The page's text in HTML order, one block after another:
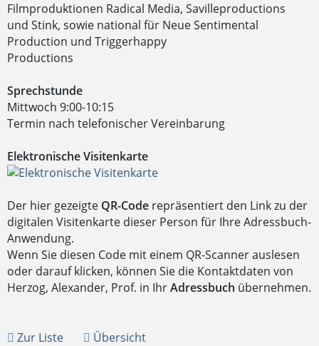
Filmproduktionen Radical Media, Savilleproductions
und Stink, sowie national für Neue Sentimental
Production und Triggerhappy
Productions
Sprechstunde
Mittwoch 9:00-10:15
Termin nach telefonischer Vereinbarung
Elektronische Visitenkarte
Der hier gezeigte QR-Code repräsentiert den Link zu der
digitalen Visitenkarte dieser Person für Ihre Adressbuch-
Anwendung.
Wenn Sie diesen Code mit einem QR-Scanner auslesen
oder darauf klicken, können Sie die Kontaktdaten von
Herzog, Alexander, Prof. in IhrAdressbuch übernehmen.
Zur Liste Übersicht